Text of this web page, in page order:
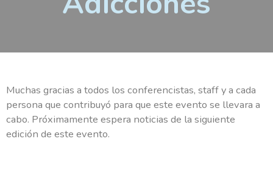
Muchas gracias a todos los conferencistas, staff y a cada
persona que contribuyó para que este evento se llevara a
cabo. Próximamente espera noticias de la siguiente
edición de este evento.